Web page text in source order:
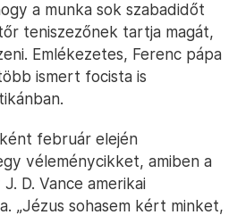
a munka sok szabadidőt
teniszezőnek tartja magát,
Emlékezetes, Ferenc pápa
ismert focista is
február elején
véleménycikket, amiben a
D. Vance amerikai
„Jézus sohasem kért minket,